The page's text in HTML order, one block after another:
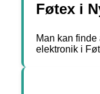
Føtex i
Man kan
elektronik i